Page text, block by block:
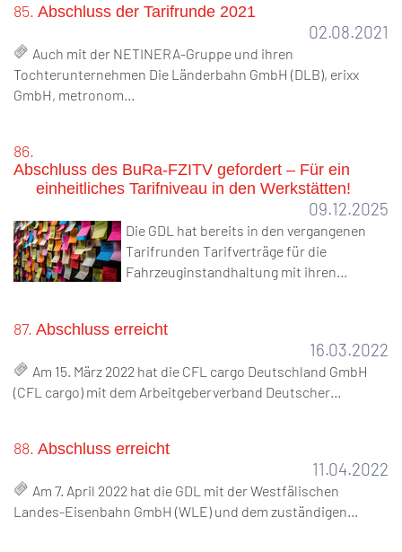
85. Abschluss der Tarifrunde 2021
02.08.2021
Auch mit der NETINERA-Gruppe und ihren
Tochterunternehmen Die Länderbahn GmbH (DLB), erixx
GmbH, metronom…
86.
Abschluss des BuRa-FZITV gefordert – Für ein
einheitliches Tarifniveau in den Werkstätten!
09.12.2025
Die GDL hat bereits in den vergangenen
Tarifrunden Tarifverträge für die
Fahrzeuginstandhaltung mit ihren…
87. Abschluss erreicht
16.03.2022
Am 15. März 2022 hat die CFL cargo Deutschland GmbH
(CFL cargo) mit dem Arbeitgeberverband Deutscher…
88. Abschluss erreicht
11.04.2022
Am 7. April 2022 hat die GDL mit der Westfälischen
Landes-Eisenbahn GmbH (WLE) und dem zuständigen…